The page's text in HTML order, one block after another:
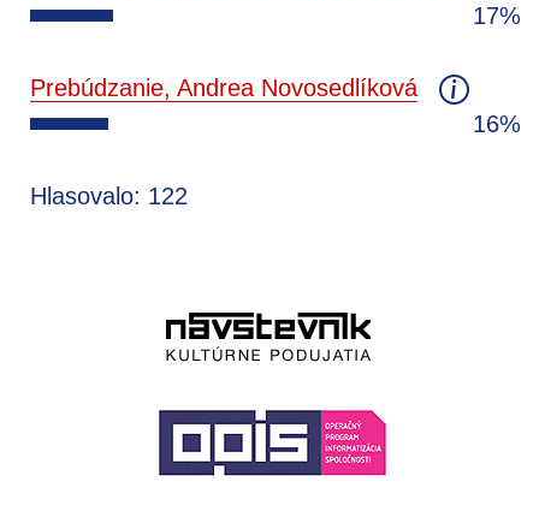
17%
Prebúdzanie, Andrea Novosedlíková
16%
Hlasovalo: 122